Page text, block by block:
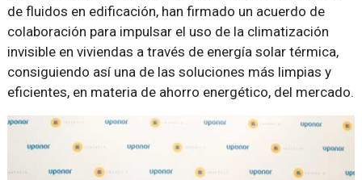
de fluidos en edificación, han firmado un acuerdo de
colaboración para impulsar el uso de la climatización
invisible en viviendas a través de energía solar térmica,
consiguiendo así una de las soluciones más limpias y
eficientes, en materia de ahorro energético, del mercado.